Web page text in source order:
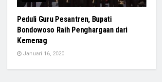
Peduli Guru Pesantren, Bupati
Bondowoso Raih Penghargaan dari
Kemenag
Januari 16, 2020